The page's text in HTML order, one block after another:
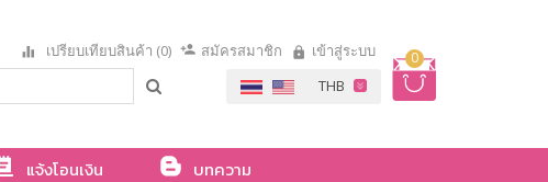
0
เปรียบเทียบสินค้า (0) สมัครสมาชิก เข้าสู่ระบบ
แจ้งโอนเงิน
บทความ